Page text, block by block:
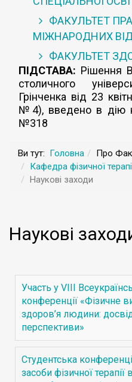
ФАКУЛЬТЕТ
МІЖНАРОДНИХ
ФАКУЛЬТЕТ
ПІДСТАВА: Рішення
столичного
Грінченка від 23
№4), введено в дію
№318
Ви тут: Головна Про
Кафедра фізичної
Наукові заходи
Наукові
Участь у VІІІ
конференції «Фізичне
здоров’я людини:
перспективи»
Студентська
засоби фізичної терапії